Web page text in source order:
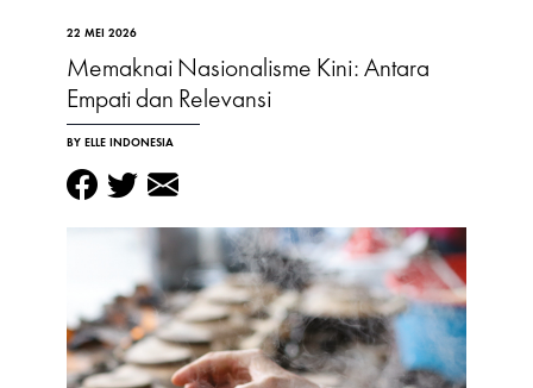
22 MEI 2026
Memaknai Nasionalisme Kini: Antara
Empati dan Relevansi
BY ELLE INDONESIA